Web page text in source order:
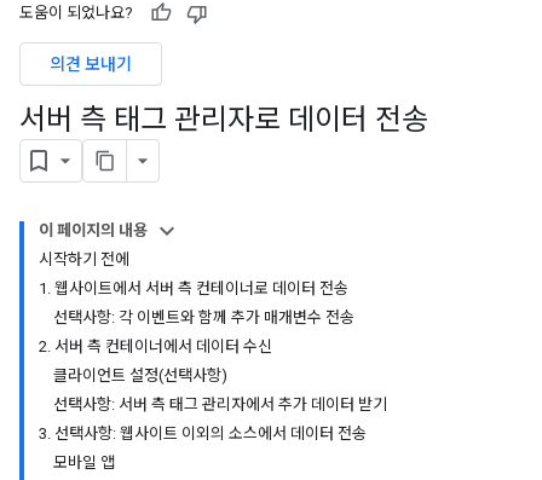
도움이 되었나요?
의견 보내기
서버 측 태그 관리자로 데이터 전송
이 페이지의 내용
시작하기 전에
1. 웹사이트에서 서버 측 컨테이너로 데이터 전송
선택사항: 각 이벤트와 함께 추가 매개변수 전송
2. 서버 측 컨테이너에서 데이터 수신
클라이언트 설정(선택사항)
선택사항: 서버 측 태그 관리자에서 추가 데이터 받기
3. 선택사항: 웹사이트 이외의 소스에서 데이터 전송
모바일 앱